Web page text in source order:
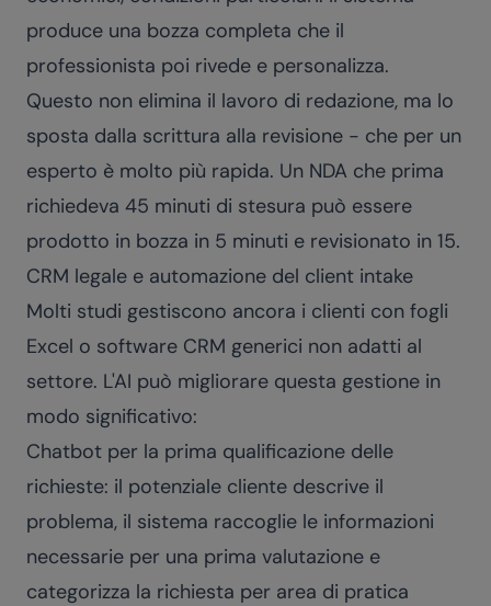
produce una bozza completa che il
professionista poi rivede e personalizza.
Questo non elimina il lavoro di redazione, ma lo
sposta dalla scrittura alla revisione - che per un
esperto è molto più rapida. Un NDA che prima
richiedeva 45 minuti di stesura può essere
prodotto in bozza in 5 minuti e revisionato in 15.
CRM legale e automazione del client intake
Molti studi gestiscono ancora i clienti con fogli
Excel o software CRM generici non adatti al
settore. L'AI può migliorare questa gestione in
modo significativo:
Chatbot per la prima qualificazione delle
richieste: il potenziale cliente descrive il
problema, il sistema raccoglie le informazioni
necessarie per una prima valutazione e
categorizza la richiesta per area di pratica